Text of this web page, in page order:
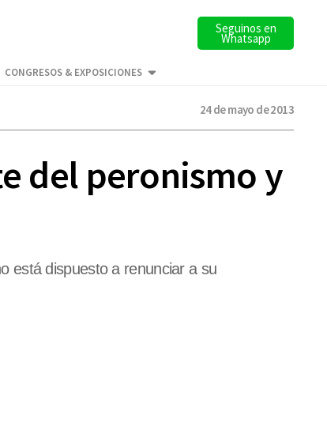
Seguinos en
Whatsapp
CONGRESOS & EXPOSICIONES
24 de mayo de 2013
del peronismo y
está dispuesto a renunciar a su